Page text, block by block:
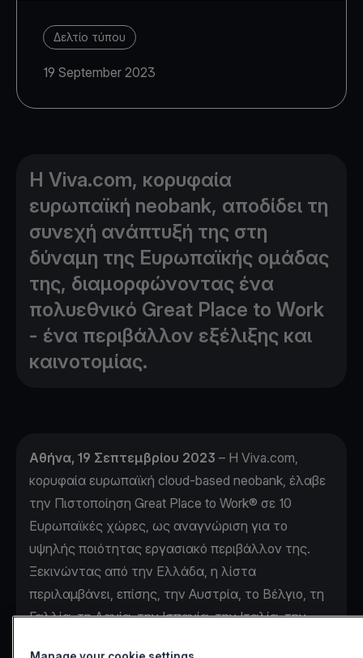
Δελτίο τύπου
19 September 2023
Η Viva.com, κορυφαία
ευρωπαϊκή neobank, αποδίδει τη
συνεχή ανάπτυξή της στη
δύναμη της Ευρωπαϊκής ομάδας
της, διαμορφώνοντας ένα
πολυεθνικό Great Place to Work
- ένα περιβάλλον εξέλιξης και
καινοτομίας.
Αθήνα, 19 Σεπτεμβρίου 2023 – Η Viva.com,
κορυφαία ευρωπαϊκή cloud-based neobank, έλαβε
την Πιστοποίηση Great Place to Work® σε 10
Ευρωπαϊκές χώρες, ως αναγνώριση για το
υψηλής ποιότητας εργασιακό περιβάλλον της.
Ξεκινώντας από την Ελλάδα, η λίστα
περιλαμβάνει, επίσης, την Αυστρία, το Βέλγιο, τη
Γαλλία, τη Δανία, την Ισπανία, την Ιταλία, την